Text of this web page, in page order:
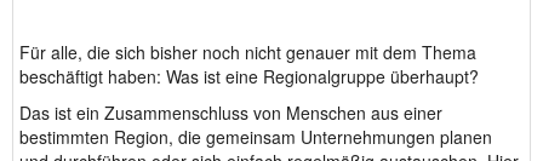
Für alle, die sich bisher noch nicht genauer mit dem Thema
beschäftigt haben: Was ist eine Regionalgruppe überhaupt?
Das ist ein Zusammenschluss von Menschen aus einer
bestimmten Region, die gemeinsam Unternehmungen planen